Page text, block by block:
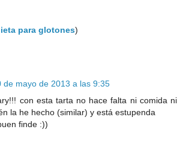
para glotones)
de mayo de 2013 a las 9:35
con esta tarta no hace falta ni comida ni
la he hecho (similar) y está estupenda
finde :))